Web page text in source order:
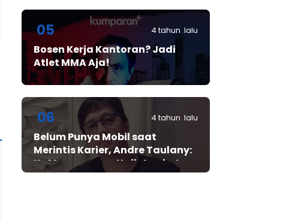
05 4 tahun lalu
Bosen Kerja Kantoran? Jadi
Atlet MMA Aja!
06 4 tahun lalu
Belum Punya Mobil saat
Merintis Karier, Andre Taulany:
Ke Mana-mana Naik Angkot